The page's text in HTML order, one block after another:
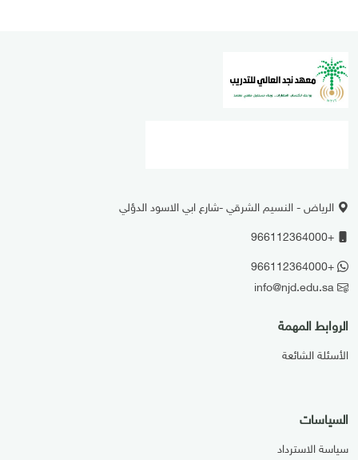
الرياض - النسيم الشرقي -شارع ابي الاسود الدؤلي
+966112364000
+966112364000
info@njd.edu.sa
الروابط المهمة
الأسئلة الشائعة
السياسات
سياسة الاسترداد